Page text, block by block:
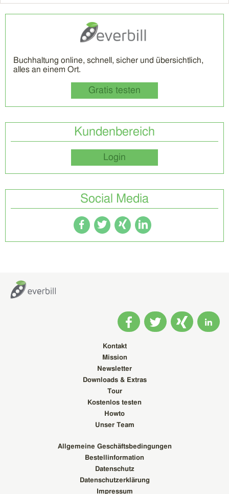
Buchhaltung online, schnell, sicher und übersichtlich,
alles an einem Ort.
Gratis testen
Kundenbereich
Login
Social Media
Kontakt
Mission
Newsletter
Downloads & Extras
Tour
Kostenlos testen
Howto
Unser Team
Allgemeine Geschäftsbedingungen
Bestellinformation
Datenschutz
Datenschutzerklärung
Impressum